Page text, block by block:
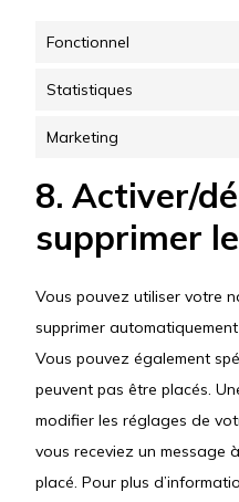
Fonctionnel
Statistiques
Marketing
8. Activer/
supprimer
Vous pouvez utiliser votre
supprimer
Vous pouvez également
peuvent pas être placés.
modifier les réglages de
vous receviez un message
placé. Pour plus